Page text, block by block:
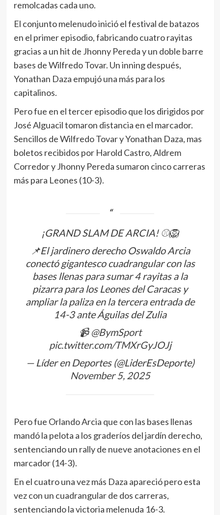
remolcadas cada uno.
El conjunto melenudo inició el festival de batazos
en el primer episodio, fabricando cuatro rayitas
gracias a un hit de Jhonny Pereda y un doble barre
bases de Wilfredo Tovar. Un inning después,
Yonathan Daza empujó una más para los
capitalinos.
Pero fue en el tercer episodio que los dirigidos por
José Alguacil tomaron distancia en el marcador.
Sencillos de Wilfredo Tovar y Yonathan Daza, mas
boletos recibidos por Harold Castro, Aldrem
Corredor y Jhonny Pereda sumaron cinco carreras
más para Leones (10-3).
¡GRAND SLAM DE ARCIA! ⚾️🦁
📌El jardinero derecho Oswaldo Arcia
conectó gigantesco cuadrangular con las
bases llenas para sumar 4 rayitas a la
pizarra para los Leones del Caracas y
ampliar la paliza en la tercera entrada de
14-3 ante Águilas del Zulia
📹 @BymSport
pic.twitter.com/TMXrGyJOJj
— Líder en Deportes (@LiderEsDeporte)
November 5, 2025
Pero fue Orlando Arcia que con las bases llenas
mandó la pelota a los graderíos del jardín derecho,
sentenciando un rally de nueve anotaciones en el
marcador (14-3).
En el cuatro una vez más Daza apareció pero esta
vez con un cuadrangular de dos carreras,
sentenciando la victoria melenuda 16-3.